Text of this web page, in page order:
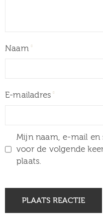
Naam
E-mailadres
Mijn naam, e-mail en
voor de volgende
plaats.